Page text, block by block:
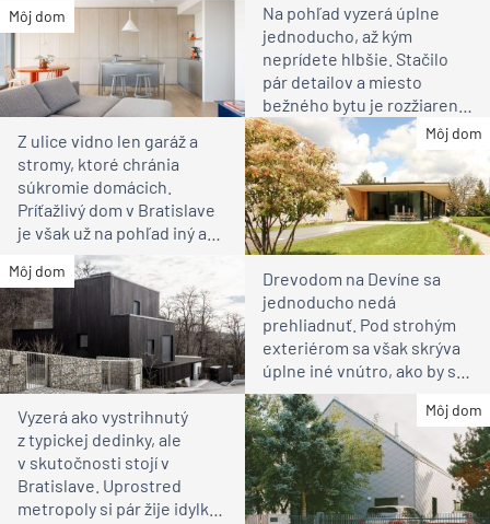
Môj dom
Na pohľad vyzerá úplne
jednoducho, až kým
neprídete hlbšie. Stačilo
pár detailov a miesto
bežného bytu je rozžiarené
bývanie pre rodinu
Môj dom
Z ulice vidno len garáž a
stromy, ktoré chránia
súkromie domácich.
Príťažlivý dom v Bratislave
je však už na pohľad iný ako
susedia
Môj dom
Drevodom na Devíne sa
jednoducho nedá
prehliadnuť. Pod strohým
exteriérom sa však skrýva
úplne iné vnútro, ako by ste
čakali
Môj dom
Vyzerá ako vystrihnutý
z typickej dedinky, ale
v skutočnosti stojí v
Bratislave. Uprostred
metropoly si pár žije idylku